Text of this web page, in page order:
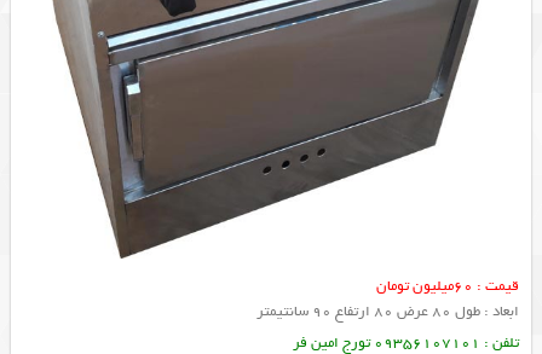
قیمت : 60میلیون تومان
ابعاد : طول 80 عرض 80 ارتفاع 90 سانتیمتر
تلفن : 09356107101 تورج امین فر